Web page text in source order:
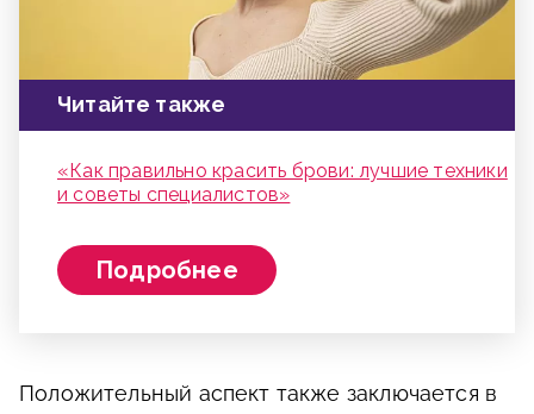
Читайте также
«Как правильно красить брови: лучшие техники
и советы специалистов»
Подробнее
Положительный аспект также заключается в